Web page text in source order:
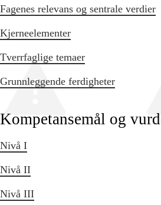
Fagenes relevans og sentrale verdier
Kjerneelementer
Tverrfaglige temaer
Grunnleggende ferdigheter
Kompetansemål og
Nivå I
Nivå II
Nivå III